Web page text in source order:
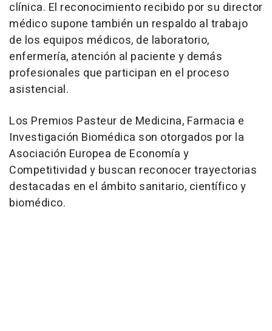
clínica. El reconocimiento recibido por su director
médico supone también un respaldo al trabajo
de los equipos médicos, de laboratorio,
enfermería, atención al paciente y demás
profesionales que participan en el proceso
asistencial.
Los Premios Pasteur de Medicina, Farmacia e
Investigación Biomédica son otorgados por la
Asociación Europea de Economía y
Competitividad y buscan reconocer trayectorias
destacadas en el ámbito sanitario, científico y
biomédico.